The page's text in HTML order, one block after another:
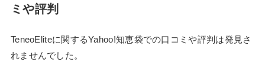
ミや評判
TeneoEliteに関するYahoo!知恵袋での口コミや評判は発見さ
れませんでした。